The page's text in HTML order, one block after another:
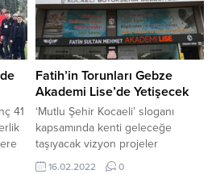
Gebze Teknik Üniversitesi (GTÜ),
GTÜ Teknopark’ ta birlikte Ar-Ge
çalışacak. GEBKİM’ de GTÜ
Rektörü ve GTÜ Teknopark
Yönetim Kurulu Başkanı Prof. Dr.
Muhammed Hasan ASLAN,
GEBKİM Yönetim...
41
Fatih’in Torunları Gebze
Akademi Lise’de Yetişecek
‘Mutlu Şehir Kocaeli’ sloganı
kapsamında kenti geleceğe
taşıyacak vizyon projeler
geliştiren Kocaeli Büyükşehir
16.02.2022 0